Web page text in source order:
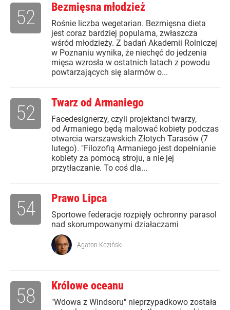
Bezmięsna młodzież
Rośnie liczba wegetarian. Bezmięsna dieta
jest coraz bardziej popularna, zwłaszcza
wśród młodzieży. Z badań Akademii Rolniczej
w Poznaniu wynika, że niechęć do jedzenia
mięsa wzrosła w ostatnich latach z powodu
powtarzających się alarmów o...
52
Twarz od Armaniego
Facedesignerzy, czyli projektanci twarzy,
od Armaniego będą malować kobiety podczas
otwarcia warszawskich Złotych Tarasów (7
lutego). "Filozofią Armaniego jest dopełnianie
kobiety za pomocą stroju, a nie jej
przytłaczanie. To coś dla...
52
Prawo Lipca
Sportowe federacje rozpięły ochronny parasol
nad skorumpowanymi działaczami
54
Agaton Koziński
Królowe oceanu
"Wdowa z Windsoru" nieprzypadkowo została
58